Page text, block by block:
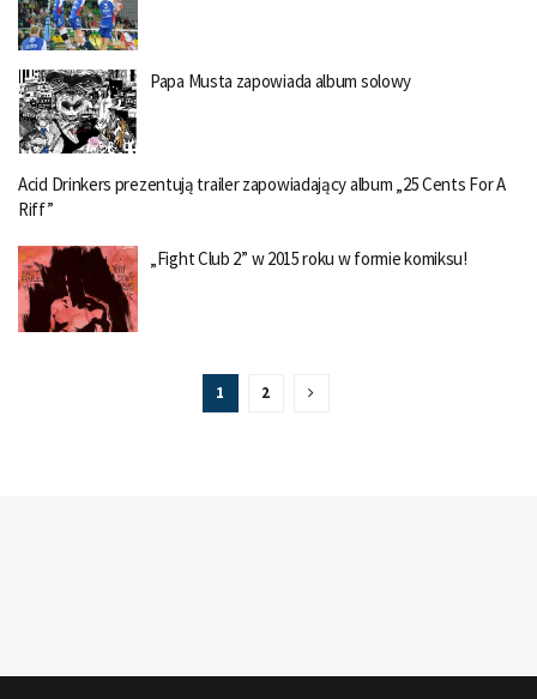
Papa Musta zapowiada album solowy
Acid Drinkers prezentują trailer zapowiadający album „25 Cents For A
Riff”
„Fight Club 2” w 2015 roku w formie komiksu!
1 2